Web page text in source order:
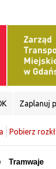
Zaplanuj
Pobierz
Tramwaje